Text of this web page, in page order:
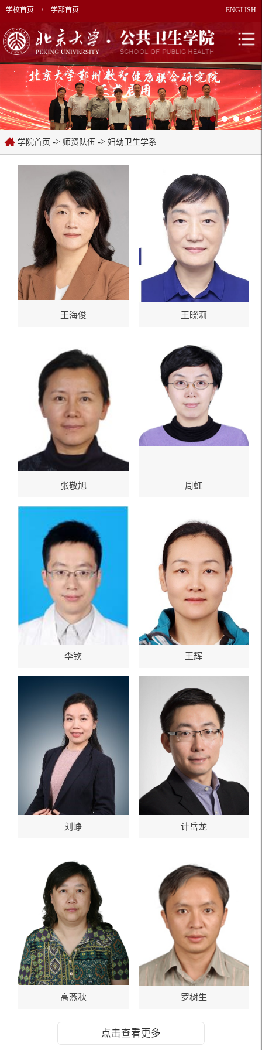
学校首页 \ 学部首页 ENGLISH
学院首页 -> 师资队伍 -> 妇幼卫生学系
王海俊 王晓莉
张敬旭 周虹
李钦 王辉
刘峥 计岳龙
高燕秋 罗树生
点击查看更多